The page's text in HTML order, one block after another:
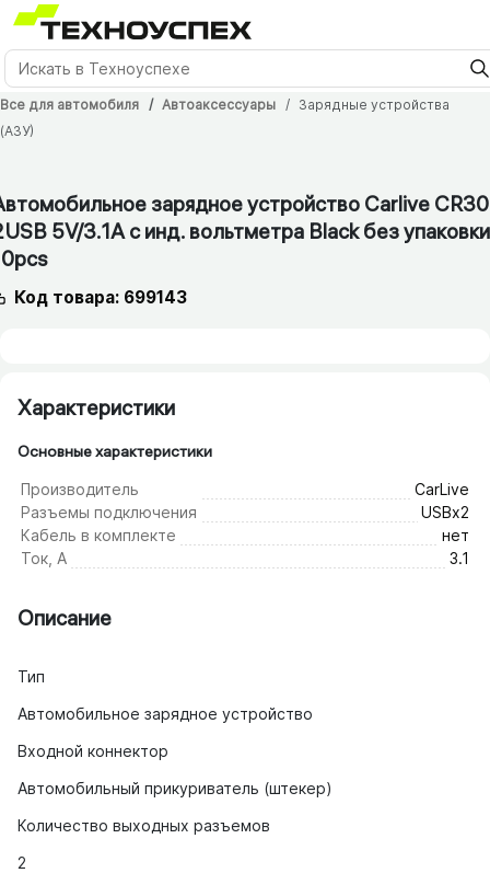
Все для автомобиля Автоаксессуары
Зарядные устройства
(АЗУ)
зарядное устройство Carlive CR30
5V/​3.1A с инд. вольтметра Black без упаковки
Код товара: 699143
Характеристики
Основные характеристики
Производитель
CarLive
Разъемы подключения
USBх2
Кабель в комплекте
нет
Ток, А
3.1
Описание
Тип
Автомобильное зарядное устройство
Входной коннектор
Автомобильный прикуриватель (штекер)
Количество выходных разъемов
2